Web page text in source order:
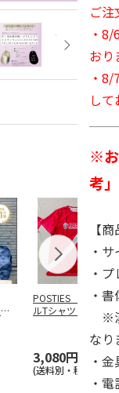
POSTIES オリジナ
ルTシャツ Sサイズ
3,080円
(送料別・税込)
ご注
・
おり
・
し
※お
考
【
・
・
・
※
なり
・
・